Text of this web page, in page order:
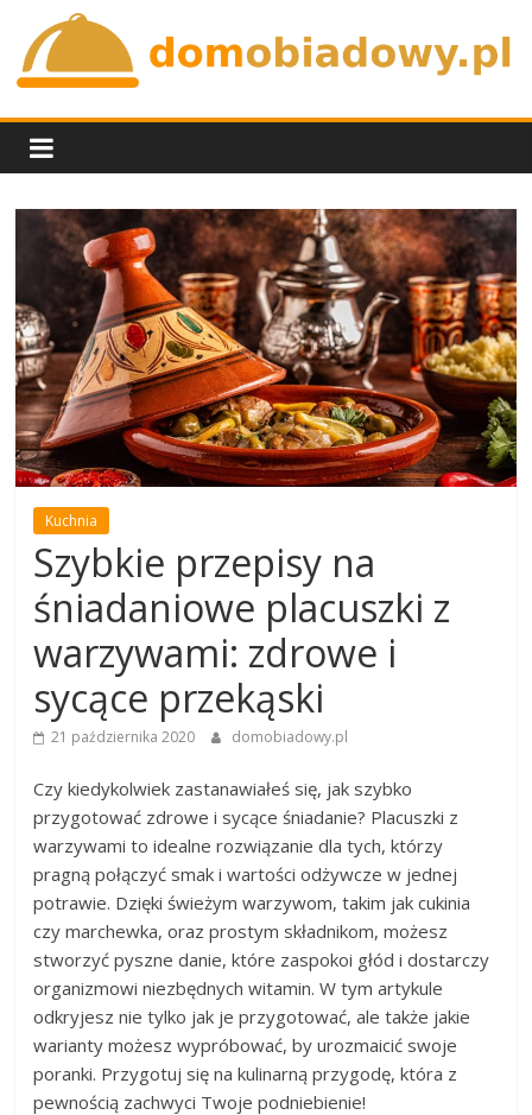
content
domobiadowy.pl
Kuchnia
Szybkie przepisy na
śniadaniowe placuszki z
warzywami: zdrowe i
sycące przekąski
21 października 2020 domobiadowy.pl
Czy kiedykolwiek zastanawiałeś się, jak szybko
przygotować zdrowe i sycące śniadanie? Placuszki z
warzywami to idealne rozwiązanie dla tych, którzy
pragną połączyć smak i wartości odżywcze w jednej
potrawie. Dzięki świeżym warzywom, takim jak cukinia
czy marchewka, oraz prostym składnikom, możesz
stworzyć pyszne danie, które zaspokoi głód i dostarczy
organizmowi niezbędnych witamin. W tym artykule
odkryjesz nie tylko jak je przygotować, ale także jakie
warianty możesz wypróbować, by urozmaicić swoje
poranki. Przygotuj się na kulinarną przygodę, która z
pewnością zachwyci Twoje podniebienie!